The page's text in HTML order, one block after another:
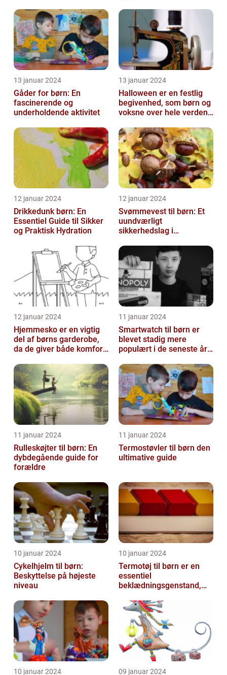
13 januar 2024
Gåder for børn: En
fascinerende og
underholdende aktivitet
13 januar 2024
Halloween er en festlig
begivenhed, som børn og
voksne over hele verden
12 januar 2024
Drikkedunk børn: En
Essentiel Guide til Sikker
og Praktisk Hydration
12 januar 2024
Svømmevest til børn: Et
uundværligt
sikkerhedslag i
12 januar 2024
Hjemmesko er en vigtig
del af børns garderobe,
da de giver både komfort
børnenes ...
11 januar 2024
Smartwatch til børn er
blevet stadig mere
populært i de seneste år,
mulighed f...
11 januar 2024
Rulleskøjter til børn: En
dybdegående guide for
forældre
11 januar 2024
Termostøvler til børn den
ultimative guide
10 januar 2024
Cykelhjelm til børn:
Beskyttelse på højeste
niveau
10 januar 2024
Termotøj til børn er en
essentiel
beklædningsgenstand,
de små varme og besk...
10 januar 2024 09 januar 2024